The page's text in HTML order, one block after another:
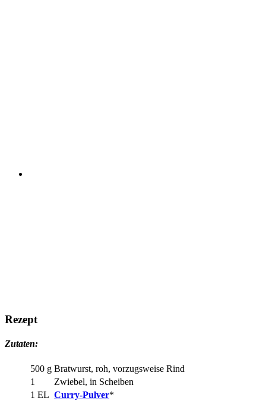
Rezept
Zutaten:
500 g Bratwurst, roh, vorzugsweise Rind
1
Zwiebel, in Scheiben
1 EL Curry-Pulver*